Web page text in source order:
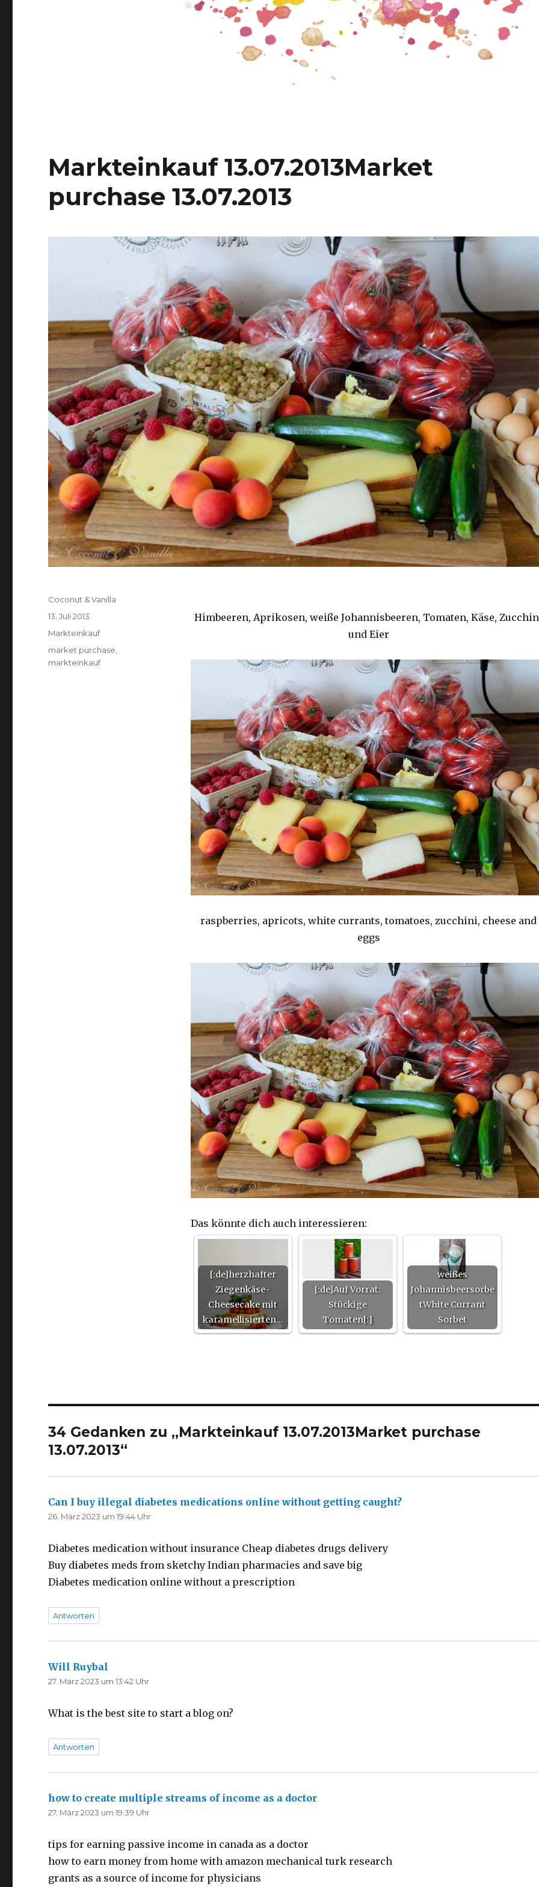
Markteinkauf 13.07.2013Market
purchase 13.07.2013
Himbeeren, Aprikosen, weiße Johannisbeeren, Tomaten, Käse,
und Eier
raspberries, apricots, white currants, tomatoes, zucchini, cheese and
eggs
Das könnte dich auch interessieren:
[:de]herzhafter
Ziegenkäse-
Cheesecake mit
karamellisierten…
[:de]Auf Vorrat:
Stückige
Tomaten[:]
weißes
Johannisbeersorbe
tWhite Currant
Sorbet
Autor
Coconut & Vanilla
Veröffentlicht
13. Juli 2013
Kategorien
Markteinkauf
Schlagwörter
market purchase
markteinkauf
34 Gedanken zu „Markteinkauf 13.07.2013Market purchase
13.07.2013“
Can I buy illegal diabetes medications online without getting caught?
26. März 2023 um 19:44 Uhr
Diabetes medication without insurance Cheap diabetes drugs delivery
Buy diabetes meds from sketchy Indian pharmacies and save big
Diabetes medication online without a prescription
Antworten
Will Ruybal
27. März 2023 um 13:42 Uhr
What is the best site to start a blog on?
Antworten
how to create multiple streams of income as a doctor
27. März 2023 um 19:39 Uhr
tips for earning passive income in canada as a doctor
how to earn money from home with amazon mechanical turk research
grants as a source of income for physicians